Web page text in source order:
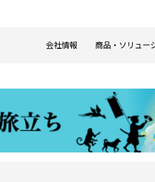
会社情報 商品・ソリュー